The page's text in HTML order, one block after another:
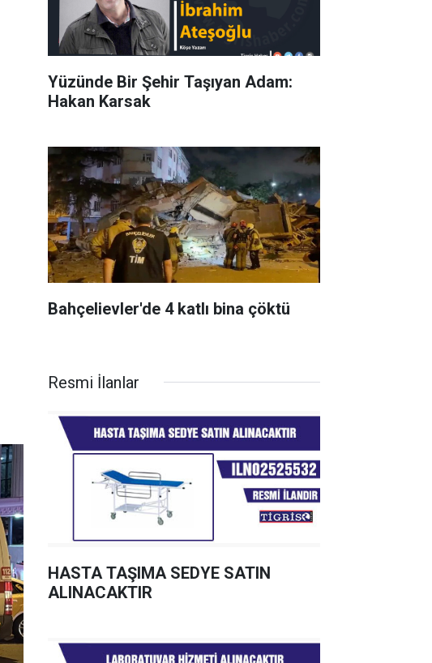
Yüzünde Bir Şehir Taşıyan Adam:
Hakan Karsak
Bahçelievler'de 4 katlı bina çöktü
Resmi İlanlar
HASTA TAŞIMA SEDYE SATIN
ALINACAKTIR